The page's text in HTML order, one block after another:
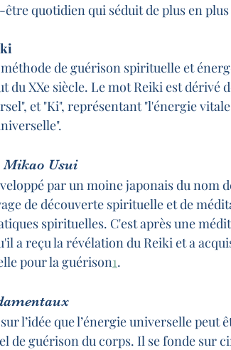
quotidien qui séduit de plus en plus
de guérison spirituelle et
du XXe siècle. Le mot Reiki est dérivé
et "Ki", représentant "l'énergie
Mikao Usui
par un moine japonais du nom
de découverte spirituelle et de
spirituelles. C'est après une
a reçu la révélation du Reiki et a
pour la guérison1.
l’idée que l’énergie universelle
de guérison du corps. Il se fonde sur